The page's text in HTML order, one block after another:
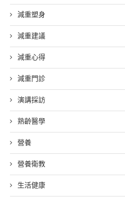
減重塑身
減重建議
減重心得
減重門診
演講採訪
熟齡醫學
營養
營養衛教
生活健康